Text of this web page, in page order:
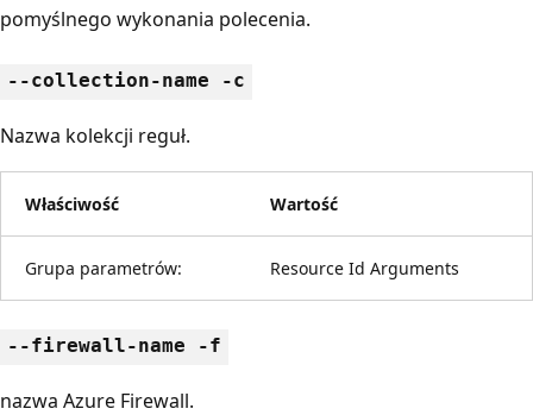
pomyślnego wykonania polecenia.
--collection-name -c
Nazwa kolekcji reguł.
Właściwość Wartość
Grupa parametrów: Resource Id Arguments
--firewall-name -f
nazwa Azure Firewall.